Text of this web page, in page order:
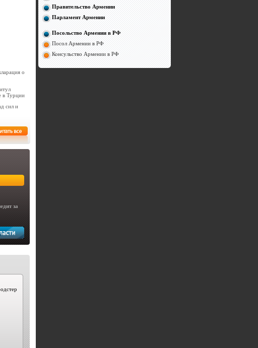
о
в Турции
сил и
за
Правительство Армении
Парламент Армении
Посольство Армении в РФ
Посол Армении в РФ
Консульство Армении в РФ